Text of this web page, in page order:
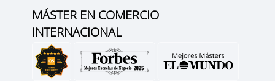
MÁSTER EN COMERCIO
INTERNACIONAL